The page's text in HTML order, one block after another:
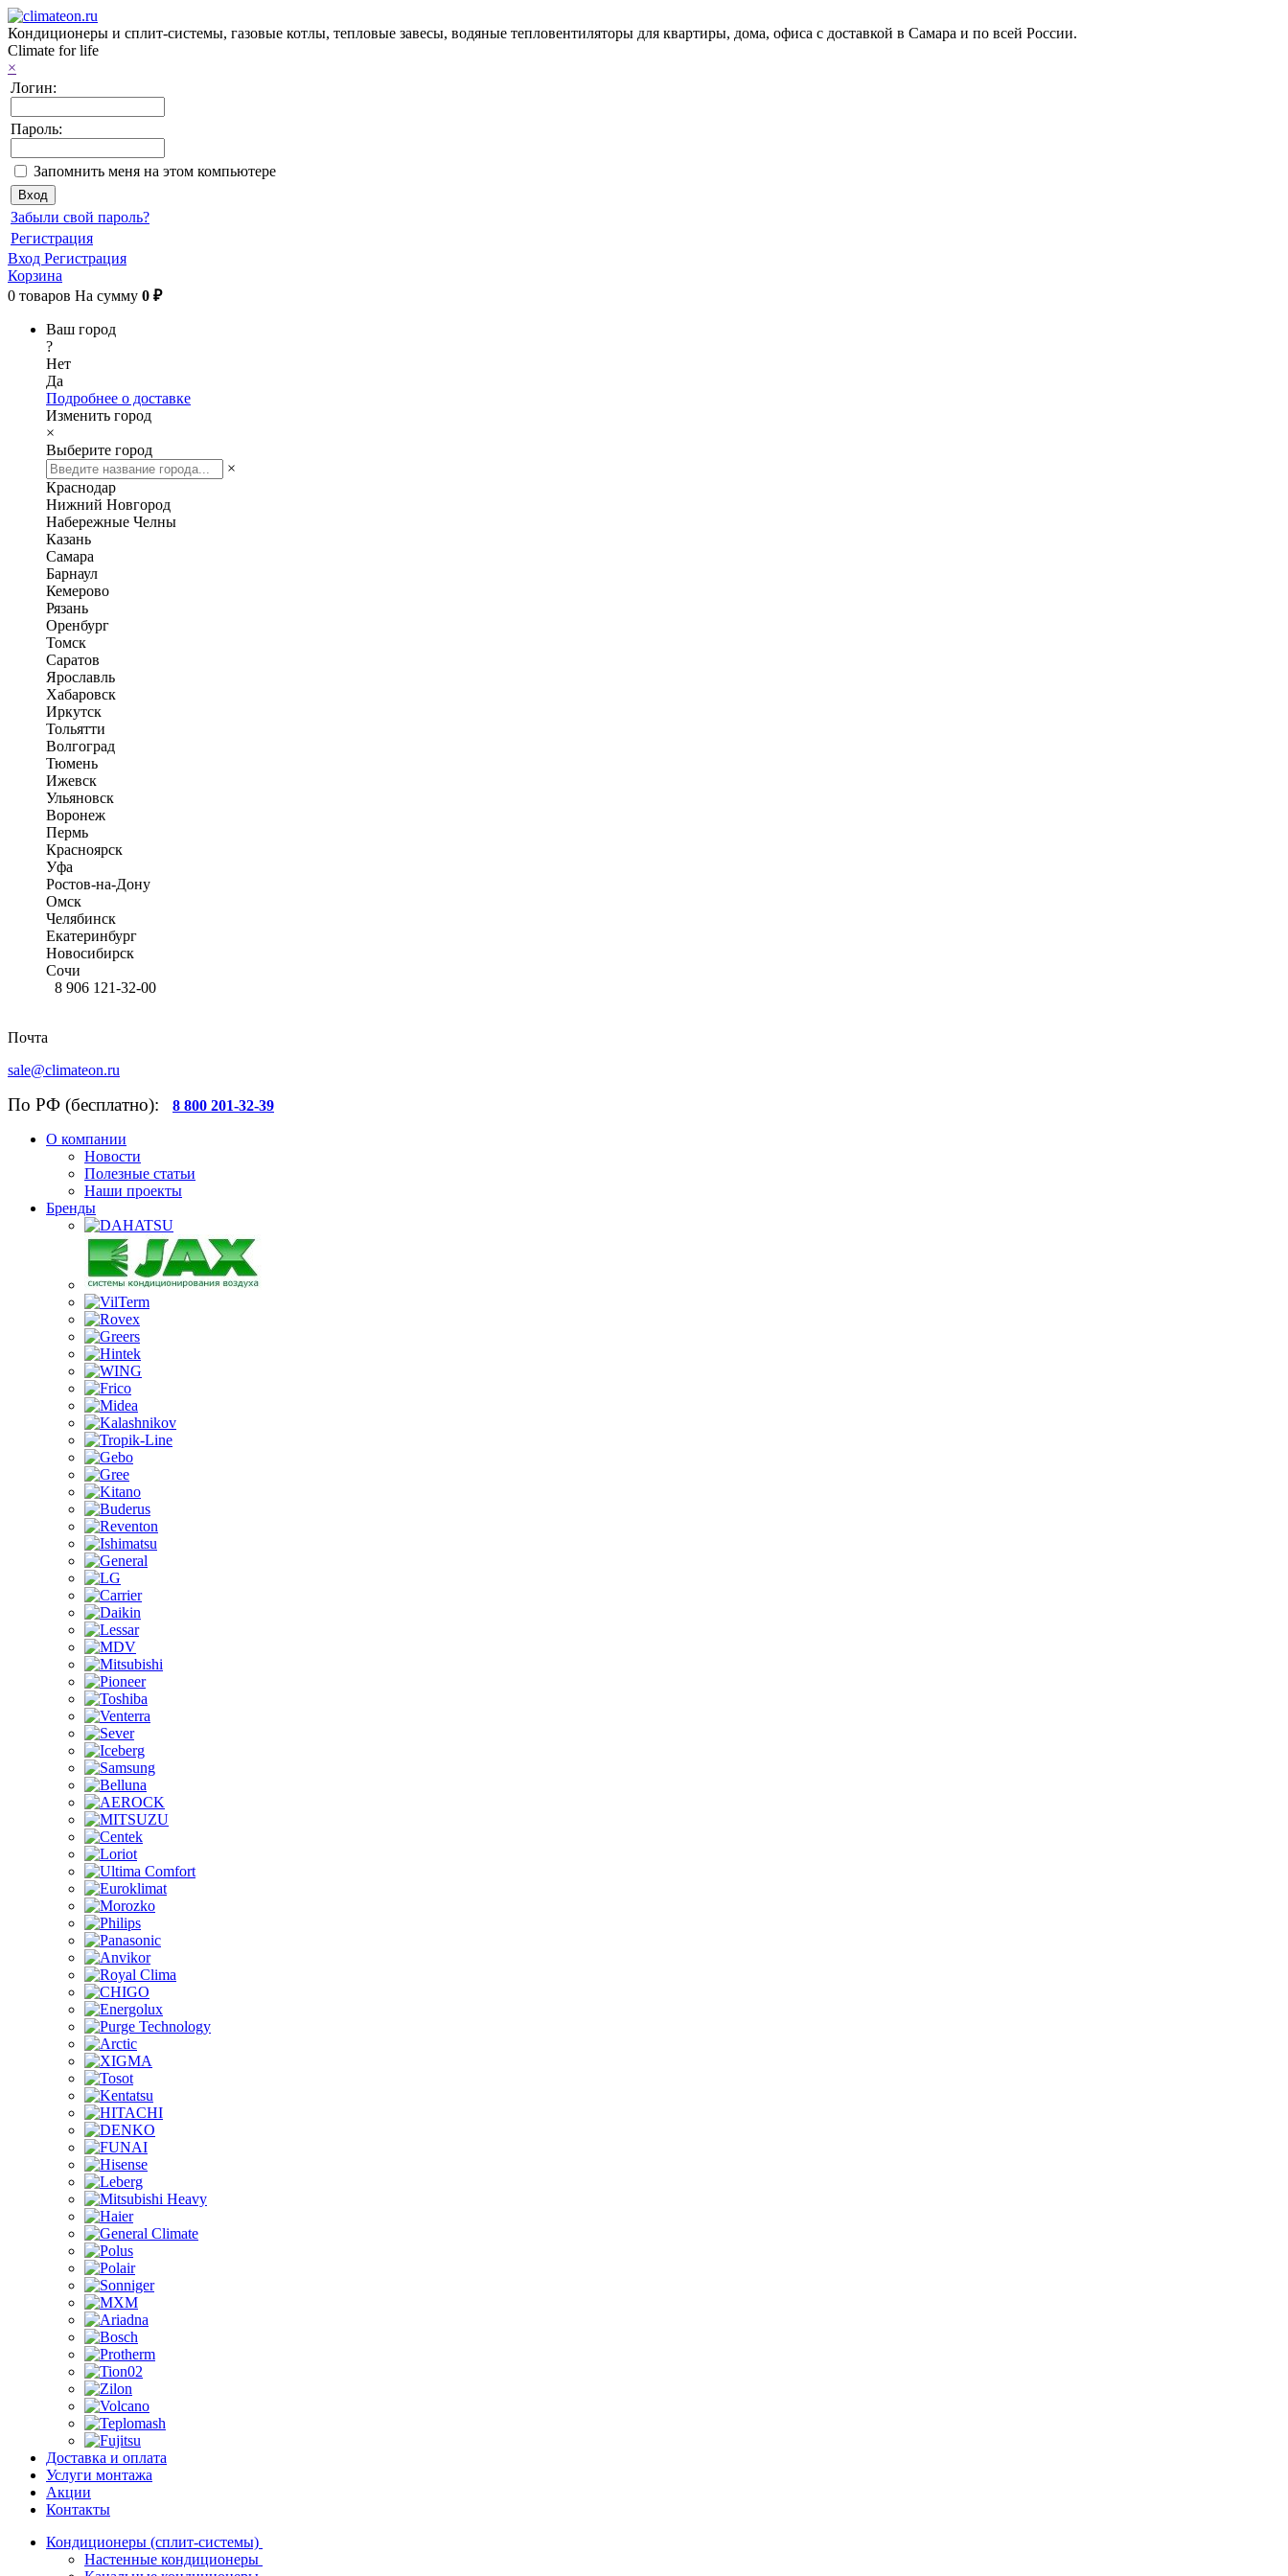
Кондиционеры и сплит-системы, газовые котлы, тепловые завесы, водяные тепловентиляторы для квартиры, дома, офиса с доставкой в Самара и по всей России.
Climate for life
×
Логин:
Пароль:
Запомнить меня на этом компьютере
Забыли свой пароль?
Регистрация
Вход Регистрация
Корзина
0 товаров На сумму 0 ₽
Ваш город
?
Нет
Да
Подробнее о доставке
Изменить город
×
Выберите город
×
Краснодар
Нижний Новгород
Набережные Челны
Казань
Самара
Барнаул
Кемерово
Рязань
Оренбург
Томск
Саратов
Ярославль
Хабаровск
Иркутск
Тольятти
Волгоград
Тюмень
Ижевск
Ульяновск
Воронеж
Пермь
Красноярск
Уфа
Ростов-на-Дону
Омск
Челябинск
Екатеринбург
Новосибирск
Сочи
8 906 121-32-00
Почта
sale@climateon.ru
По РФ (бесплатно): 8 800 201-32-39
О компании
Новости
Полезные статьи
Наши проекты
Бренды
Доставка и оплата
Услуги монтажа
Акции
Контакты
Кондиционеры (сплит-системы)
Настенные кондиционеры